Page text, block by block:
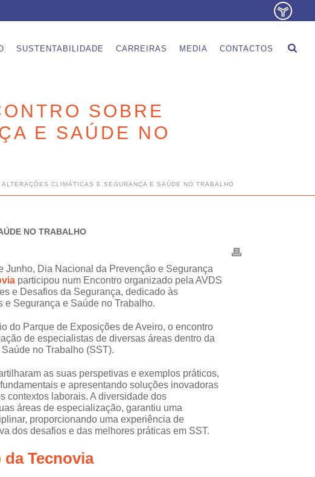
SUSTENTABILIDADE CARREIRAS MEDIA CONTACTOS
SOBRE
E SAÚDE NO
CLIMÁTICAS E SEGURANÇA E SAÚDE NO TRABALHO
NO TRABALHO
Junho, Dia Nacional da Prevenção e Segurança
participou num Encontro organizado pela AVDS
e Desafios da Segurança, dedicado às
e Segurança e Saúde no Trabalho.
do Parque de Exposições de Aveiro, o encontro
de especialistas de diversas áreas dentro da
no Trabalho (SST).
as suas perspetivas e exemplos práticos,
e apresentando soluções inovadoras
contextos laborais. A diversidade dos
áreas de especialização, garantiu uma
proporcionando uma experiência de
dos desafios e das melhores práticas em SST.
Tecnovia